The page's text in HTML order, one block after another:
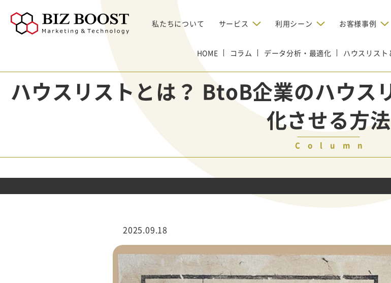
私たちについて サービス
コンサルティングサ
ービス
BtoBマーケティ
リード獲得
BtoB Webサイト
制作
メディアプロモー
行サービス
ティング
リード醸成
デジタルリクルーティング
OMリクルーティン
利用シーン
Webからの問い合わせを増やしたい
セミナー/ウェビナーの集客を増や
したい
BtoBのテレマーケティングで成果を
BtoBのリスティング広告で成果を上
BtoBの
新規開
採用コ
向け）
営業が
お客様事例
ウェビナー支援
イベントマーケティング
座談会
トレーラーハウスの認知度向上と文
化形成を目指して効果的なメールマ
ガジン配信の仕組みをMAで構築
営業の成果
ルマーケテ
ルな事例に学
戦略・マネジメント
デジタル施策 & チャネル
組織・パートナー & 法務
営業 & セールスオペ
HOME コラム データ分析・最適化 ハウスリス
ハウスリストとは？ BtoB企業のハウス
化させる方法
Column
2025.09.18